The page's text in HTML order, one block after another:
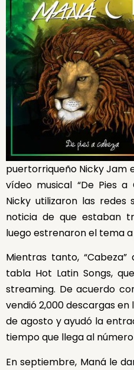
puertorriqueño Nicky Jam
vídeo musical “De Pies a
Nicky utilizaron las
noticia de que estaban
luego estrenaron el tema
Mientras tanto,
tabla Hot Latin Songs,
streaming. De acuerdo
vendió 2,000 descargas en
de agosto y ayudó la
tiempo que llega al
En septiembre, Maná le